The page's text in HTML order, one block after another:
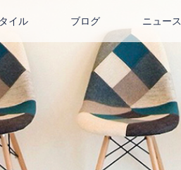
イル ブログ ニュース